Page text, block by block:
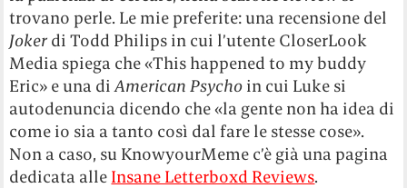
trovano perle. Le mie preferite: una recensione del
Joker di Todd Philips in cui l’utente CloserLook
Media spiega che «This happened to my buddy
Eric» e una diAmerican Psycho in cui Luke si
autodenuncia dicendo che «la gente non ha idea di
come io sia a tanto così dal fare le stesse cose».
Non a caso, su KnowyourMeme c’è già una pagina
dedicata alle Insane Letterboxd Reviews.